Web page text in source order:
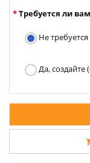
Требуется ли
Не требуется
Да, создайте